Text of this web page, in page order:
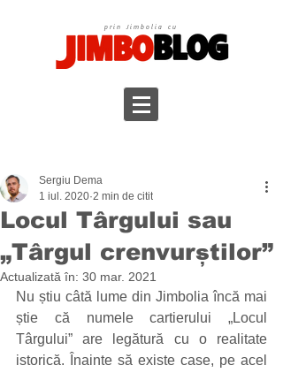
prin Jimbolia cu
Locul Târgului sau
„Târgul crenvurștilor”
Sergiu Dema
1 iul. 2020 2 min de citit
Actualizată în: 30 mar. 2021
Nu știu câtă lume din Jimbolia încă mai
știe că numele cartierului „Locul
Târgului” are legătură cu o realitate
istorică. Înainte să existe case, pe acel